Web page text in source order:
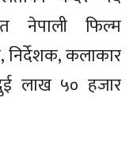
नेपाली फिल्म
निर्देशक, कलाकार
लाख ५० हजार